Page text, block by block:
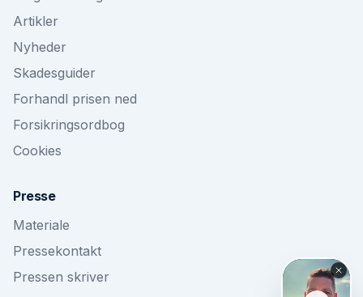
Artikler
Nyheder
Skadesguider
Forhandl prisen ned
Forsikringsordbog
Cookies
Presse
Materiale
Pressekontakt
Pressen skriver